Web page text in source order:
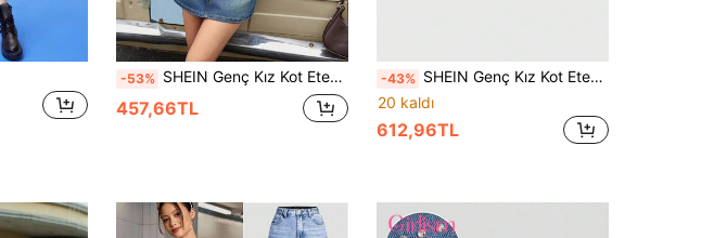
-53% SHEIN Genç Kız Kot Etekler
457,66TL
-43% SHEIN Genç Kız Kot Etekler
20 kaldı
612,96TL